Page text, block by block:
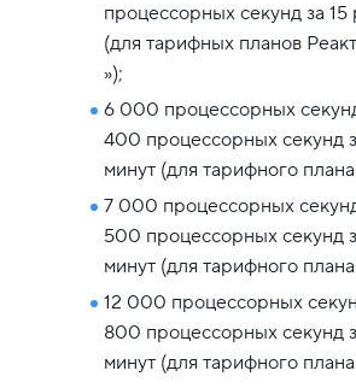
процессорных секунд за
(для тарифных планов
»);
6 000 процессорных
400 процессорных секунд
минут (для тарифного плана
7 000 процессорных
500 процессорных секунд
минут (для тарифного
12 000 процессорных
800 процессорных секунд
минут (для тарифного плана